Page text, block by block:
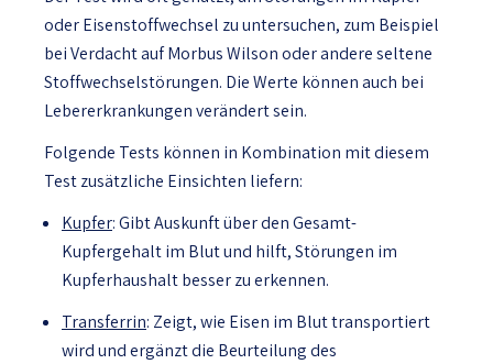
oder Eisenstoffwechsel zu untersuchen, zum Beispiel
bei Verdacht auf Morbus Wilson oder andere seltene
Stoffwechselstörungen. Die Werte können auch bei
Lebererkrankungen verändert sein.
Folgende Tests können in Kombination mit diesem
Test zusätzliche Einsichten liefern:
Kupfer: Gibt Auskunft über den Gesamt-
Kupfergehalt im Blut und hilft, Störungen im
Kupferhaushalt besser zu erkennen.
Transferrin: Zeigt, wie Eisen im Blut transportiert
wird und ergänzt die Beurteilung des